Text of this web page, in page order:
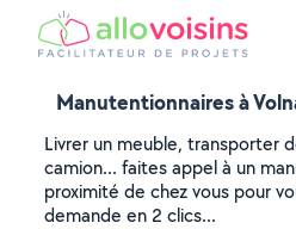
Manutentionnaires à
Livrer un meuble, transporter
camion... faites appel à un
proximité de chez vous pour
demande en 2 clics...